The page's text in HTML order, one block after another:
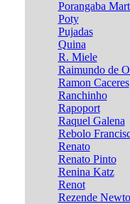
Porangaba
Poty
Pujadas
Quina
R. Miele
Raimundo de
Ramon Caceres
Ranchinho
Rapoport
Raquel Galena
Rebolo
Renato
Renato Pinto
Renina Katz
Renot
Rezende